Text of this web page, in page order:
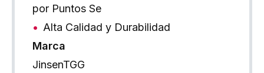
por Puntos Se
Alta Calidad y Durabilidad
Marca
JinsenTGG